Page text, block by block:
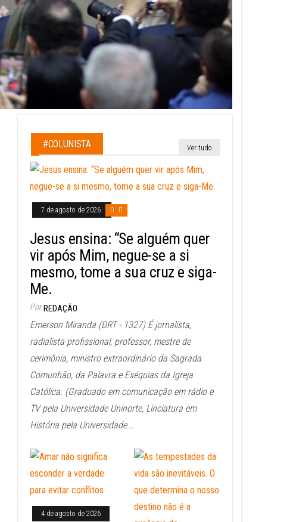
#COLUNISTA Ver tudo
7 de agosto de 2026 0
Jesus ensina: “Se alguém quer
vir após Mim, negue-se a si
mesmo, tome a sua cruz e siga-
Me.
Por REDAÇÃO
Emerson Miranda (DRT - 1327) É jornalista,
radialista profissional, professor, mestre de
cerimônia, ministro extraordinário da Sagrada
Comunhão, da Palavra e Exéquias da Igreja
Católica. (Graduado em comunicação em rádio e
TV pela Universidade Uninorte, Linciatura em
História pela Universidade...
4 de agosto de 2026